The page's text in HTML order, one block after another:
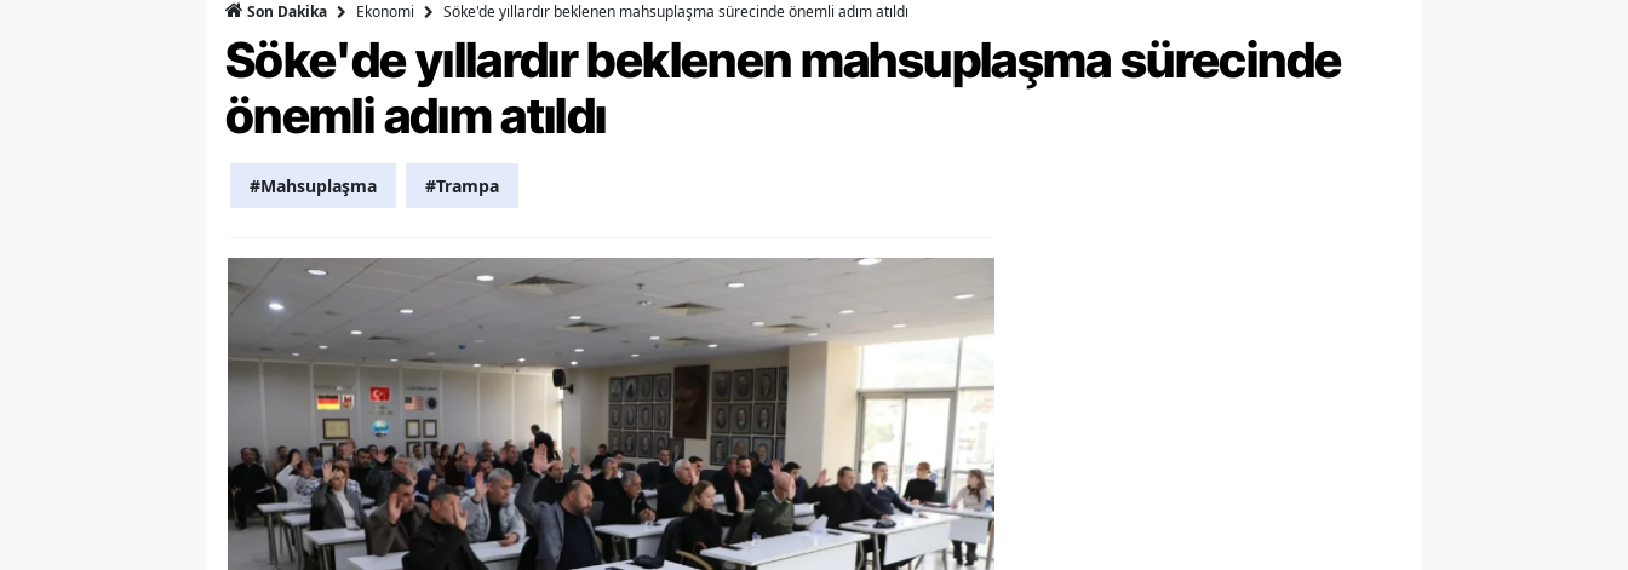
Malatya
Manisa
Kahramanmaraş
Muş
Nevşehir
Niğde
Ordu
Rize
Sakarya
Son Dakika Ekonomi Söke'de yıllardır beklenen mahsuplaşma sürecinde önemli adım atıldı
Söke'de yıllardır beklenen mahsuplaşma sürecinde
önemli adım atıldı
#Mahsuplaşma #Trampa